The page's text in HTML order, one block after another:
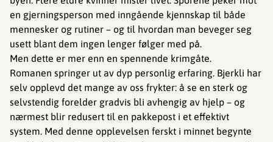
en gjerningsperson med inngående kjennskap til både
mennesker og rutiner – og til hvordan man beveger seg
usett blant dem ingen lenger følger med på.
Men dette er mer enn en spennende krimgåte.
Romanen springer ut av dyp personlig erfaring. Bjerkli har
selv opplevd det mange av oss frykter: å se en sterk og
selvstendig forelder gradvis bli avhengig av hjelp – og
nærmest blir redusert til en pakkepost i et effektivt
system. Med denne opplevelsen ferskt i minnet begynte